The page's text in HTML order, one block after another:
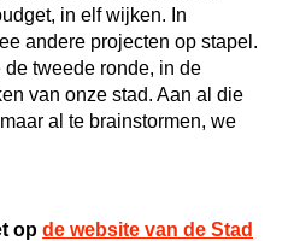
in elf wijken. In
andere projecten op stapel.
de tweede ronde, in de
van onze stad. Aan al die
al te brainstormen, we
op de website van de Stad